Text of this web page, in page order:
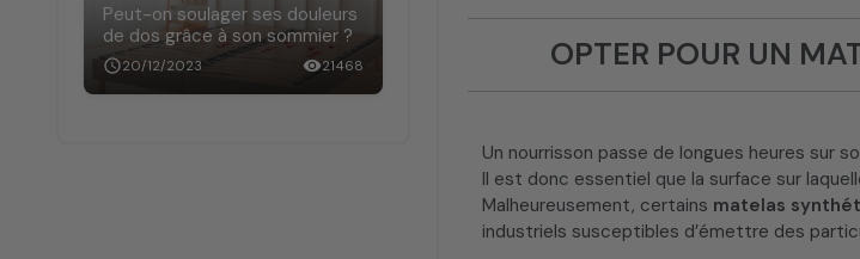
Peut-on soulager ses douleurs
de dos grâce à son sommier ?
schedule20/12/2023 visibility21468 OPTER POUR UN
Un nourrisson passe de longues heures sur
Il est donc essentiel que la surface sur
Malheureusement, certains matelas
industriels susceptibles d’émettre des